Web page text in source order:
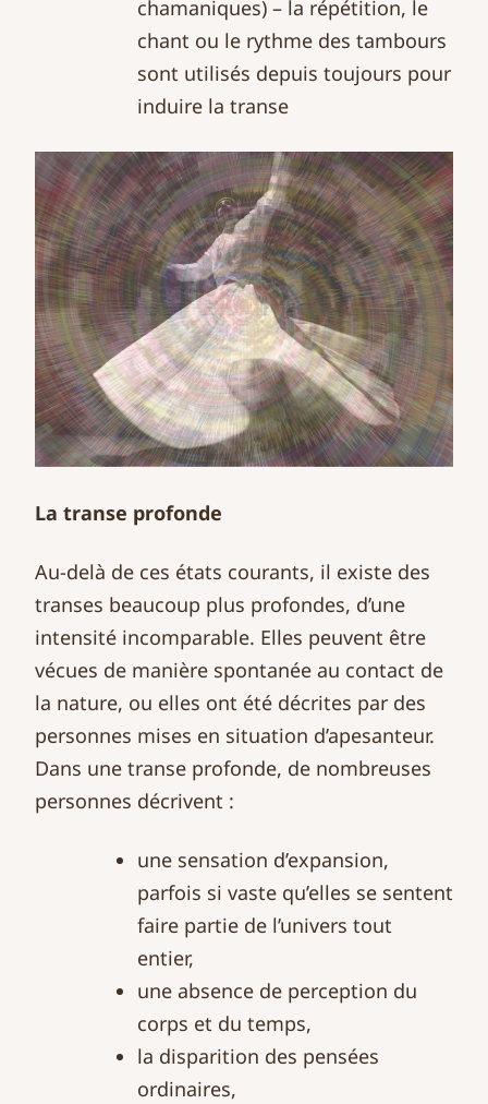
chamaniques) – la répétition, le
chant ou le rythme des tambours
sont utilisés depuis toujours pour
induire la transe
La transe profonde
Au-delà de ces états courants, il existe des
transes beaucoup plus profondes, d’une
intensité incomparable. Elles peuvent être
vécues de manière spontanée au contact de
la nature, ou elles ont été décrites par des
personnes mises en situation d’apesanteur.
Dans une transe profonde, de nombreuses
personnes décrivent :
une sensation d’expansion,
parfois si vaste qu’elles se sentent
faire partie de l’univers tout
entier,
une absence de perception du
corps et du temps,
la disparition des pensées
ordinaires,